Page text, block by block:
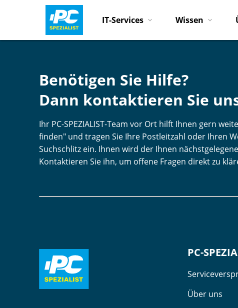
IT-Services Wissen
Benötigen Sie Hilfe?
Dann kontaktieren Sie
Ihr PC-SPEZIALIST-Team vor Ort hilft Ihnen gern
finden" und tragen Sie Ihre Postleitzahl oder Ihren
Suchschlitz ein. Ihnen wird der Ihnen nächstgelegene
Kontaktieren Sie ihn, um offene Fragen direkt zu
PC-
Über uns